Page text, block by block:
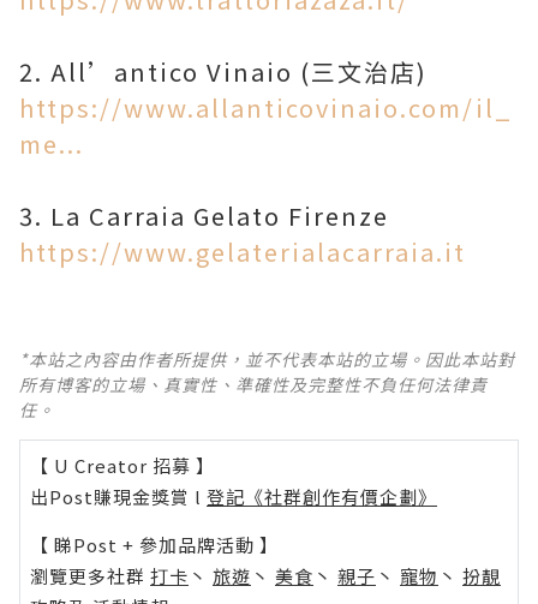
https://www.allanticovinaio.com/il_
me...
https://www.gelaterialacarraia.it
*本站之內容由作者所提供，並不代表本站的立場。因此本站對
所有博客的立場、真實性、準確性及完整性不負任何法律責
任。
【 U Creator 招募 】
出Post賺現金獎賞 l 登記《社群創作有價企劃》
【 睇Post + 參加品牌活動 】
瀏覽更多社群 打卡 丶 旅遊 丶 美食 丶 親子 丶 寵物 丶 扮靚